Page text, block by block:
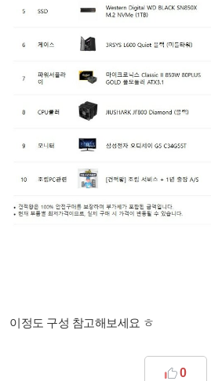
이정도 구성 참고해보세요 ㅎ
0